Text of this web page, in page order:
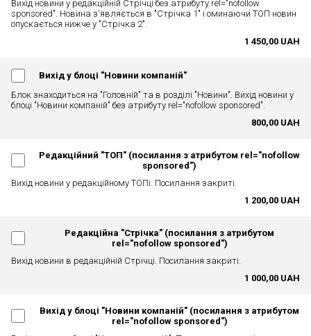
1 450,00 UAH
Вихід новини у редакційній Стрічці без атрибуту rel="nofollow
sponsored". Новина з'являється в "Стрічка 1" і оминаючи ТОП новин
опускається нижче у "Стрічка 2".
Вихід у блоці "Новини компаній"
800,00 UAH
Блок знаходиться на "Головній" та в розділі "Новини". Вихід новини у
блоці "Новини компаній" без атрибуту rel="nofollow sponsored".
Редакційний "ТОП" (посилання з атрибутом rel="nofollow
sponsored")
1 200,00 UAH
Вихід новини у редакційному ТОПі. Посилання закриті.
Редакційна "Стрічка" (посилання з атрибутом
rel="nofollow sponsored")
1 000,00 UAH
Вихід новини в редакційній Стрічці. Посилання закриті.
Вихід у блоці "Новини компаній" (посилання з атрибутом
rel="nofollow sponsored")